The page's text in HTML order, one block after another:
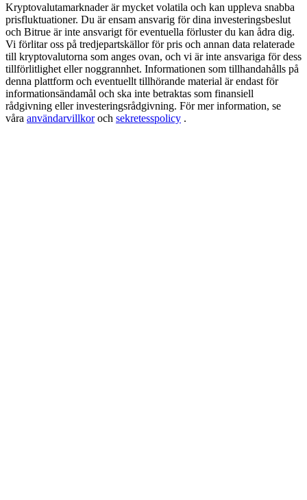
Trade Gold & Silver · 33,333 USDT Bonus
USDT New User Exclusive 10% APR
USDT Flexible Staking | Daily Rewards
Kryptovalutamarknader är mycket volatila och kan uppleva snabba
prisfluktuationer. Du är ensam ansvarig för dina investeringsbeslut
och Bitrue är inte ansvarigt för eventuella förluster du kan ådra dig.
Vi förlitar oss på tredjepartskällor för pris och annan data relaterade
till kryptovalutorna som anges ovan, och vi är inte ansvariga för dess
tillförlitlighet eller noggrannhet. Informationen som tillhandahålls på
denna plattform och eventuellt tillhörande material är endast för
informationsändamål och ska inte betraktas som finansiell
rådgivning eller investeringsrådgivning. För mer information, se
våra användarvillkoroch sekretesspolicy .